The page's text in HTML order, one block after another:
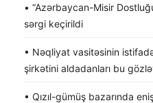
• “Azərbaycan-Misir
sərgi keçirildi
• Nəqliyat vasitəsinin
şirkətini aldadanları bu
• Qızıl-gümüş bazarında